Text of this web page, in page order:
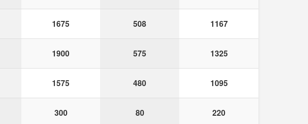
1675 508 1167
1900 575 1325
1575 480 1095
300 80 220